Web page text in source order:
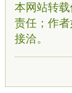
本网站转
责任；作
接洽。